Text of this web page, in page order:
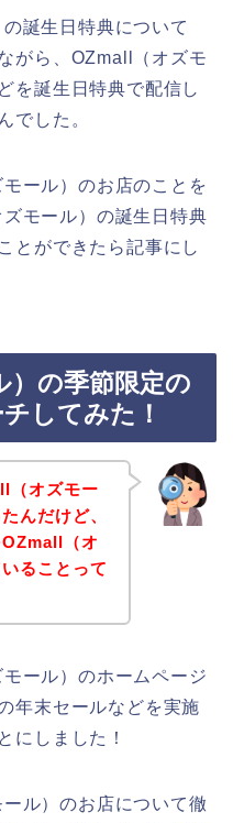
誕生日特典について
がら、OZmall（オズモ
を誕生日特典で配信し
でした。
ール）のお店のことを
モール）の誕生日特典
とができたら記事にし
）の季節限定の
してみた！
（オズモー
んだけど、
（オ
ることって
ール）のホームページ
年末セールなどを実施
にしました！
ル）のお店について徹